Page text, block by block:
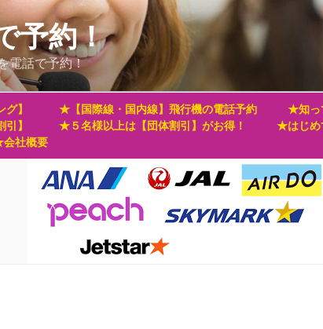
予約！
電話で予約！
】 ★【国際線・国内線】飛行機の電話予約
★知っ
】
★５名様以上は【団体割引】がお得！
★はじめ
社概要